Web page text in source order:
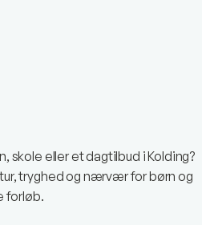
skole eller et dagtilbud i Kolding?
tryghed og nærvær for børn og
forløb.